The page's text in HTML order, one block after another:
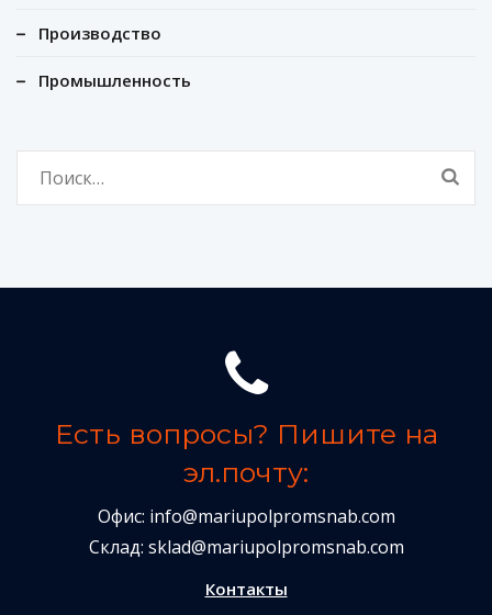
Производство
Промышленность
Есть вопросы? Пишите на
эл.почту:
Офис: info@mariupolpromsnab.com
Склад: sklad@mariupolpromsnab.com
Контакты